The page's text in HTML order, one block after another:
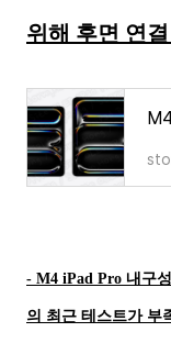
위해 후면 연
- M4 iPad Pro 내구
의 최근 테스트가 부